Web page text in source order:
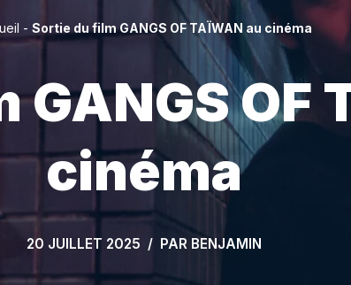
- Sortie du film GANGS OF TAÏWAN au cinéma
OF
cinéma
20 JUILLET 2025 PAR BENJAMIN